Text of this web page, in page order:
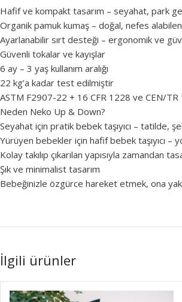
Hafif ve kompakt tasarım – seyahat, park
Organik pamuk kumaş – doğal, nefes
Ayarlanabilir sırt desteği – ergonomik ve
Güvenli tokalar ve kayışlar
6 ay – 3 yaş kullanım aralığı
22 kg’a kadar test edilmiştir
ASTM F2907-22 + 16 CFR 1228 ve CEN/
Neden Neko Up & Down?
Seyahat için pratik bebek taşıyıcı – tatilde,
Yürüyen bebekler için hafif bebek taşıyıcı –
Kolay takılıp çıkarılan yapısıyla zamandan
Şık ve minimalist tasarım
Bebeğinizle özgürce hareket etmek, ona
İlgili ürünler